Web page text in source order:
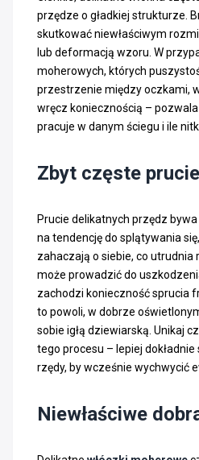
przędze o gładkiej strukturze.
skutkować niewłaściwym
lub deformacją wzoru. W
moherowych, których
przestrzenie między oczkami,
wręcz koniecznością –
pracuje w danym ściegu i ile
Zbyt częste
Prucie delikatnych przędz
na tendencję do splątywania
zahaczają o siebie, co utrudnia
może prowadzić do
zachodzi konieczność sprucia
to powoli, w dobrze
sobie igłą dziewiarską. Unikaj
tego procesu – lepiej
rzędy, by wcześnie wychwycić
Niewłaściwe